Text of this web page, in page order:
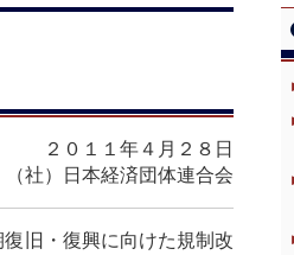
２０１１年４月２８日
（社）日本経済団体連合会
旧・復興に向けた規制改